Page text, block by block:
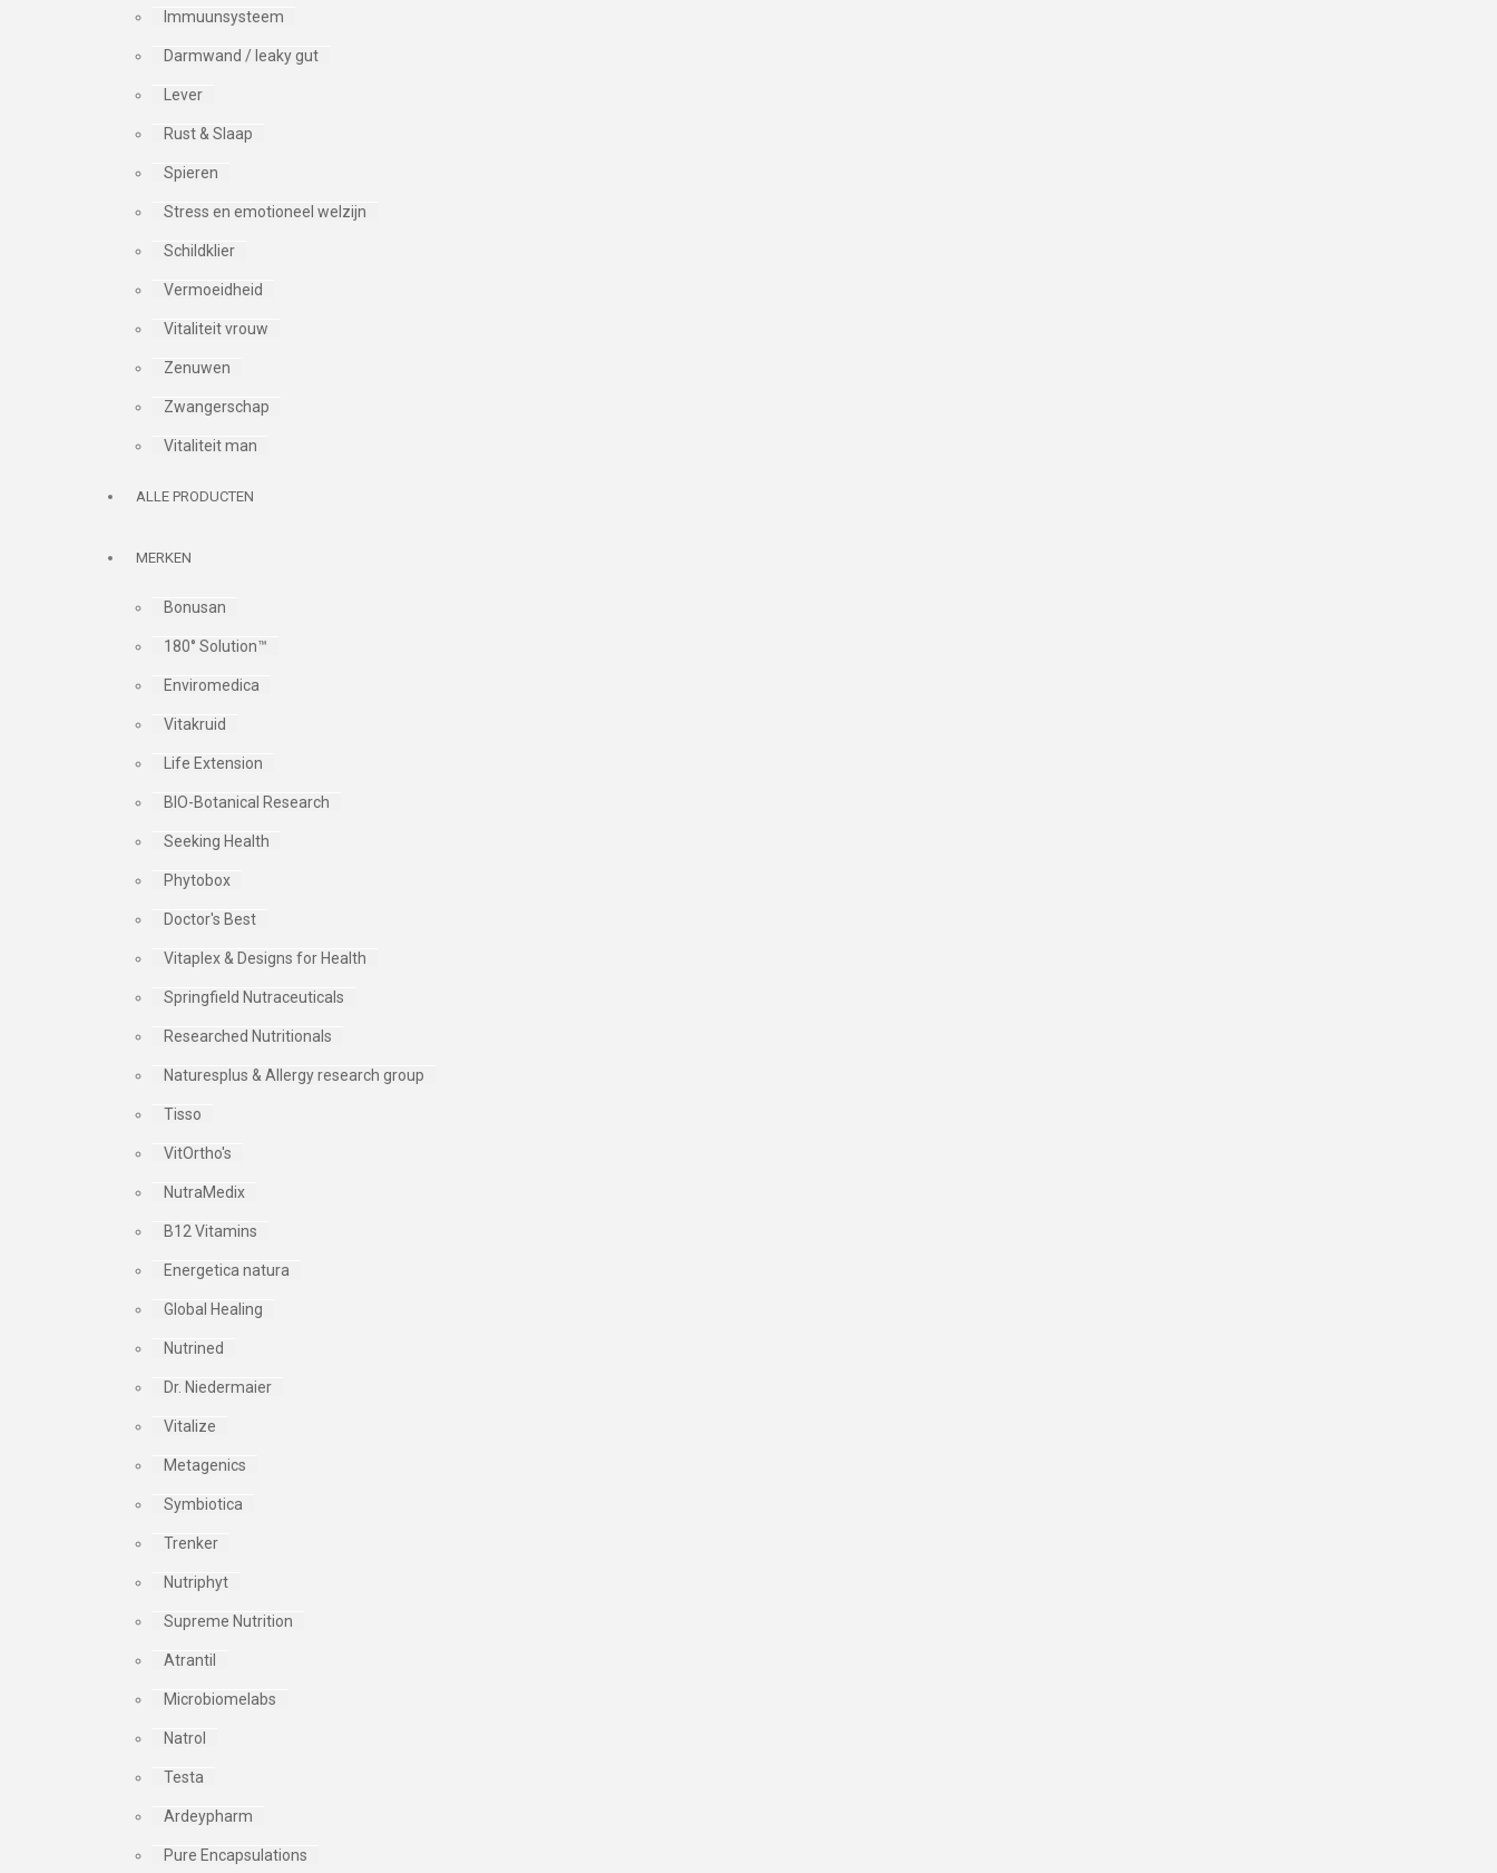
Immuunsysteem
Darmwand / leaky gut
Lever
Rust & Slaap
Spieren
Stress en emotioneel welzijn
Schildklier
Vermoeidheid
Vitaliteit vrouw
Zenuwen
Zwangerschap
Vitaliteit man
ALLE PRODUCTEN
MERKEN
Bonusan
180° Solution™
Enviromedica
Vitakruid
Life Extension
BIO-Botanical Research
Seeking Health
Phytobox
Doctor's Best
Vitaplex & Designs for Health
Springfield Nutraceuticals
Researched Nutritionals
Naturesplus & Allergy research group
Tisso
VitOrtho's
NutraMedix
B12 Vitamins
Energetica natura
Global Healing
Nutrined
Dr. Niedermaier
Vitalize
Metagenics
Symbiotica
Trenker
Nutriphyt
Supreme Nutrition
Atrantil
Microbiomelabs
Natrol
Testa
Ardeypharm
Pure Encapsulations